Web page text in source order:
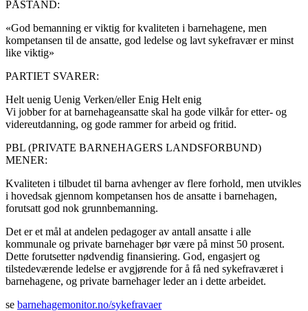
PÅSTAND:
«God bemanning er viktig for kvaliteten i barnehagene, men
kompetansen til de ansatte, god ledelse og lavt sykefravær er minst
like viktig»
PARTIET SVARER:
Helt uenig Uenig Verken/ellerEnig Helt enig
Vi jobber for at barnehageansatte skal ha gode vilkår for etter- og
videreutdanning, og gode rammer for arbeid og fritid.
PBL (PRIVATE BARNEHAGERS LANDSFORBUND)
MENER:
Kvaliteten i tilbudet til barna avhenger av flere forhold, men utvikles
i hovedsak gjennom kompetansen hos de ansatte i barnehagen,
forutsatt god nok grunnbemanning.
Det er et mål at andelen pedagoger av antall ansatte i alle
kommunale og private barnehager bør være på minst 50 prosent.
Dette forutsetter nødvendig finansiering. God, engasjert og
tilstedeværende ledelse er avgjørende for å få ned sykefraværet i
barnehagene, og private barnehager leder an i dette arbeidet.
se barnehagemonitor.no/sykefravaer